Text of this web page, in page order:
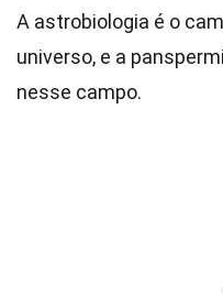
A astrobiologia é o
universo, e a
nesse campo.